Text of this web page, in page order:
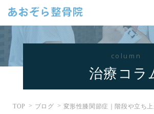
column
治療コラ
TOP ブログ 変形性膝関節症｜階段や立ち